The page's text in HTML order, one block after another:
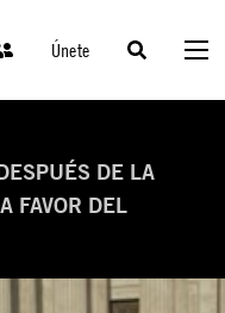
Únete
DE LA
FAVOR DEL